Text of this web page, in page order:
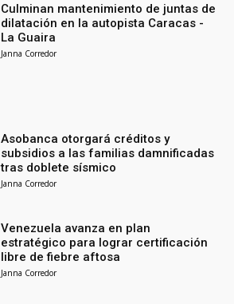
Culminan mantenimiento de juntas de
dilatación en la autopista Caracas -
La Guaira
Janna Corredor
Asobanca otorgará créditos y
subsidios a las familias damnificadas
tras doblete sísmico
Janna Corredor
Venezuela avanza en plan
estratégico para lograr certificación
libre de fiebre aftosa
Janna Corredor